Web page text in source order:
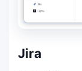
Jira